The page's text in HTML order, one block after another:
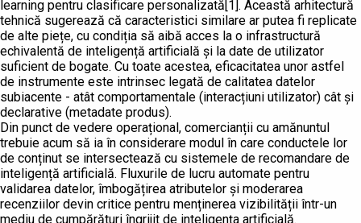
learning pentru clasificare personalizată[1]. Această arhitectură
tehnică sugerează că caracteristici similare ar putea fi replicate
de alte piețe, cu condiția să aibă acces la o infrastructură
echivalentă de inteligență artificială și la date de utilizator
suficient de bogate. Cu toate acestea, eficacitatea unor astfel
de instrumente este intrinsec legată de calitatea datelor
subiacente - atât comportamentale (interacțiuni utilizator) cât și
declarative (metadate produs).
Din punct de vedere operațional, comercianții cu amănuntul
trebuie acum să ia în considerare modul în care conductele lor
de conținut se intersectează cu sistemele de recomandare de
inteligență artificială. Fluxurile de lucru automate pentru
validarea datelor, îmbogățirea atributelor și moderarea
recenziilor devin critice pentru menținerea vizibilității într-un
mediu de cumpărături îngrijit de inteligența artificială.